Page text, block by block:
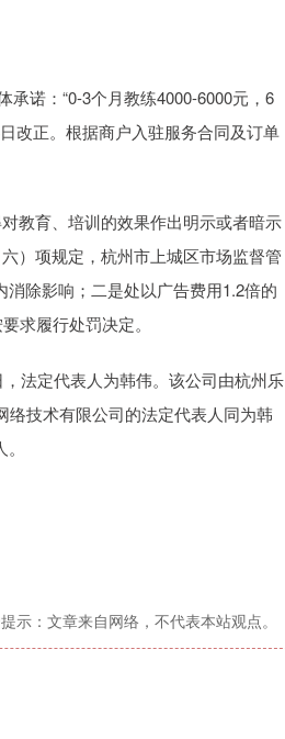
诺：“0-3个月教练4000-6000元，6
改正。根据商户入驻服务合同及订单
教育、培训的效果作出明示或者暗示
）项规定，杭州市上城区市场监督管
除影响；二是处以广告费用1.2倍的
求履行处罚决定。
法定代表人为韩伟。该公司由杭州乐
技术有限公司的法定代表人同为韩
示：文章来自网络，不代表本站观点。